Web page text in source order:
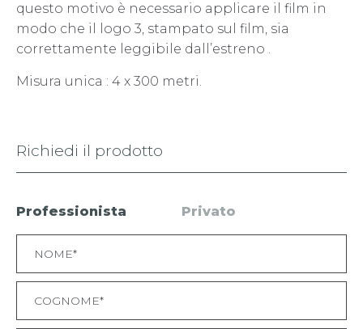
questo motivo è necessario applicare il film in
modo che il logo 3, stampato sul film, sia
correttamente leggibile dall’estreno .
Misura unica : 4 x 300 metri.
Richiedi il prodotto
Professionista Privato